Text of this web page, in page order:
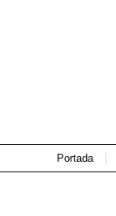
Portada